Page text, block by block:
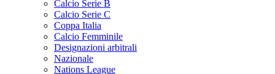
Calcio Serie B
Calcio Serie C
Coppa Italia
Calcio Femminile
Designazioni arbitrali
Nazionale
Nations League